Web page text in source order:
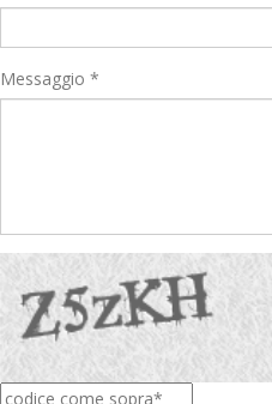
Messaggio *